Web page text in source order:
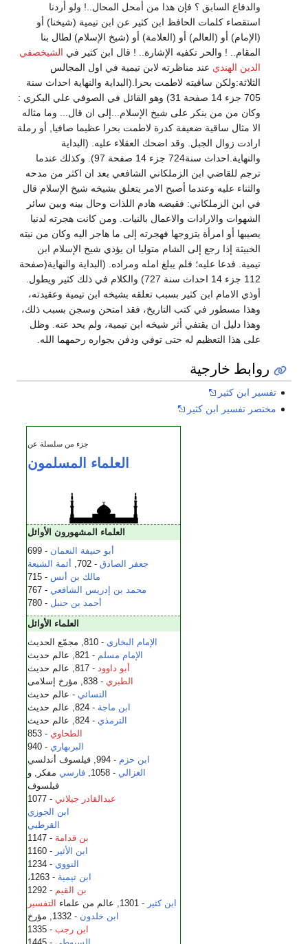
والدفاع السابق ؟ فإن هذا من أمحل المحال..! ولو أردنا
استقصاء كلمات الحافظ ابن كثير عن ابن تيمية (شيخنا) أو
(الإمام) أو (العالم) أو (العلامة) أو (شيخ الإسلام) لطال بنا
المقام.. ! والحر تكفيه الإشارة.. ! قال ابن كثير في الشيخصفي
الدين الهندي عند مناظرته لابن تيمية في اول المجالس
الثلاثة:ولكن ساقيته لاطمت بحرا.(البداية والنهاية احداث سنة
705 جزء 14 صفحة 31) وهو القائل في الصوفي علي البكري :
وكان من من ينكر على شيخ الإسلام...إلى ان قال... وما مثاله
الا مثال ساقية ضعيفة كدرة لاطمت بحرا عظيما صافيا, أو رملة
ارادت زوال الجبل. وقد اضحك العقلاء عليه. (البداية
والنهاية.احداث سنة724 جزء 14 صفحة 97). وكذلك عندما
ترجم للقاضي ابن الزملكاني الشافعي بعد ان اكثر من مدحه
والثناء عليه وعندما أصبح الامر يتعلق بشيخه شيخ الإسلام قال
في ابن الزملكاني: فقبضه هادم اللذات وحال بينه وبين سائر
الشهوات والارادات والاعمال بالنيات. ومن كانت هجرته لدنيا
يصيبها أو امرأة يتزوجها فهجرته إلى ما هاجر اليه وكان من نيته
الخبيثة إذا رجع إلى الشام متوليا ان يؤذي شيخ الإسلام ابن
تيمية. فدعا عليه؛ فلم يبلغ امله ومراده. (البداية والنهاية(صفحة
112 جزء 14 احداث سنة 727) والكلام في ذلك كثير ويطول.
أوذي الامام ابن كثير بسبب تعلقه بشيخه ابن تيمية وعقيدته،
وهذا مسطور في كتب التاريخ، فقد امتحن وسجن بسبب ذلك،
وهذا دليل ان يقتفي أثر شيخه ابن تيمية، ولم يحد عنه. وظل
على هذا التعظيم له حتى توفي ودفن بجواره رحمهما الله.
روابط خارجية
تفسير ابن كثير
مختصر تفسير ابن كثير
جزء من سلسلة عن
العلماء المسلمون
العلماء المشهورون الأوائل
أبو حنيفة النعمان - 699
جعفر الصادق - 702,
أئمة الشيعة
مالك بن أنس - 715
محمد بن إدريس الشافعي - 767
أحمد بن حنبل - 780
العلماء الأوائل
الإمام البخاري - 810, مجمّع الحديث
الإمام مسلم - 821, عالم حديث
أبو داوود - 817, عالم حديث
الطبري - 838, مؤرخ إسلامى
النسائي - عالم حديث
ابن ماجة - 824, عالم حديث
الترمذي - 824, عالم حديث
الطحاوي - 853
البربهاري - 940
ابن حزم - 994, فيلسوف أندلسي
الغزالي - 1058, فارسي مفكر, و
فيلسوف
عبدالقادر جيلاني - 1077
ابن الجوزي
القرطبي
بن قدامة - 1147
ابن الأثير - 1160
النووي - 1234
ابن تيمية - 1263،
بن القيم - 1292
ابن كثير - 1301, عالم من علماء
التفسير
ابن خلدون - 1332, مؤرخ
ابن رجب - 1335